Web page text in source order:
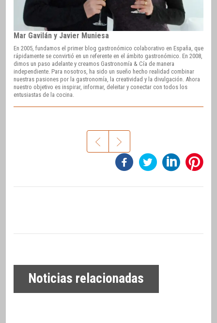
Mar Gavilán y Javier Muniesa
En 2005, fundamos el primer blog gastronómico colaborativo en España, que
rápidamente se convirtió en un referente en el ámbito gastronómico. En 2008,
dimos un paso adelante y creamos Gastronomía & Cía de manera
independiente. Para nosotros, ha sido un sueño hecho realidad combinar
nuestras pasiones por la gastronomía, la creatividad y la divulgación. Ahora
nuestro objetivo es inspirar, informar, deleitar y conectar con todos los
entusiastas de la cocina.
Noticias relacionadas